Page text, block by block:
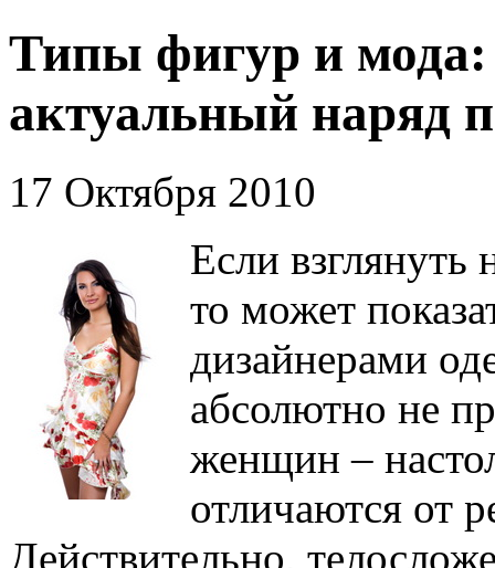
Типы фигур и мода:
актуальный наряд
17 Октября 2010
Если взглянуть
то может
дизайнерами
абсолютно не
женщин –
отличаются от
Действительно,